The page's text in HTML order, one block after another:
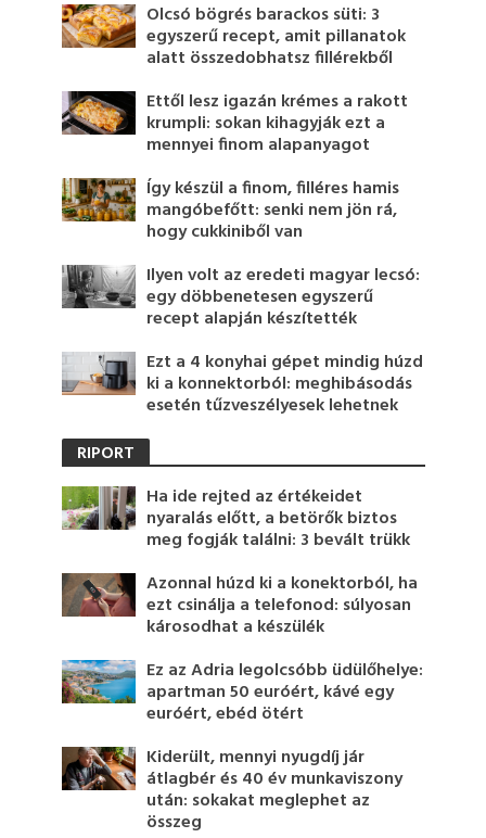
Olcsó bögrés barackos süti: 3
egyszerű recept, amit pillanatok
alatt összedobhatsz fillérekből
Ettől lesz igazán krémes a rakott
krumpli: sokan kihagyják ezt a
mennyei finom alapanyagot
Így készül a finom, filléres hamis
mangóbefőtt: senki nem jön rá,
hogy cukkiniből van
Ilyen volt az eredeti magyar lecsó:
egy döbbenetesen egyszerű
recept alapján készítették
Ezt a 4 konyhai gépet mindig húzd
ki a konnektorból: meghibásodás
esetén tűzveszélyesek lehetnek
RIPORT
Ha ide rejted az értékeidet
nyaralás előtt, a betörők biztos
meg fogják találni: 3 bevált trükk
Azonnal húzd ki a konektorból, ha
ezt csinálja a telefonod: súlyosan
károsodhat a készülék
Ez az Adria legolcsóbb üdülőhelye:
apartman 50 euróért, kávé egy
euróért, ebéd ötért
Kiderült, mennyi nyugdíj jár
átlagbér és 40 év munkaviszony
után: sokakat meglephet az
összeg